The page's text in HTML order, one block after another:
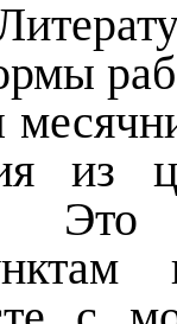
из
Это